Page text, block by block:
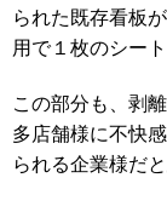
られた既存看板
用で１枚のシー
この部分も、剥
多店舗様に不快
られる企業様だ